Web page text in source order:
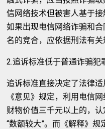
信网络技术但被害人基于接
如果出现电信网络诈骗和
名的竞合，应依据刑法有关
2.追诉标准低于普通诈骗犯
追诉标准直接决定了法律适
《意见》规定，利用电信
财物价值三千元以上的，
“数额较大”。而《解释》